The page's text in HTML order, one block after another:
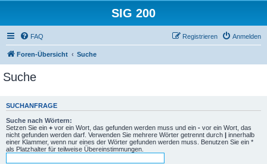
SIG 200
FAQ Anmelden
Registrieren
Foren-Übersicht Suche
Suche
SUCHANFRAGE
Suche nach Wörtern:
Setzen Sie ein + vor ein Wort, das gefunden werden muss und ein - vor ein Wort, das
nicht gefunden werden darf. Verwenden Sie mehrere Wörter getrennt durch | innerhalb
einer Klammer, wenn nur eines der Wörter gefunden werden muss. Benutzen Sie ein *
als Platzhalter für teilweise Übereinstimmungen.